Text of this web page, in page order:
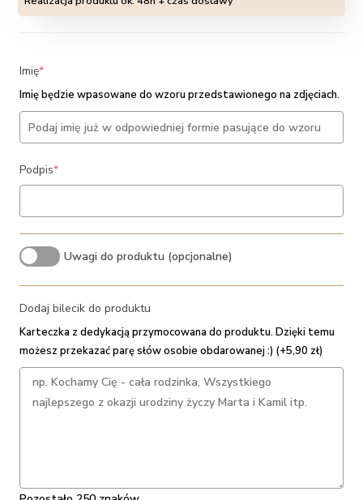
Imię*(required)
Imię będzie wpasowane do wzoru przedstawionego na zdjęciach.
Podpis*(required)
Uwagi do produktu (opcjonalne)
Dodaj bilecik do produktu
Karteczka z dedykacją przymocowana do produktu. Dzięki temu
możesz przekazać parę słów osobie obdarowanej :) (+5,90 zł)